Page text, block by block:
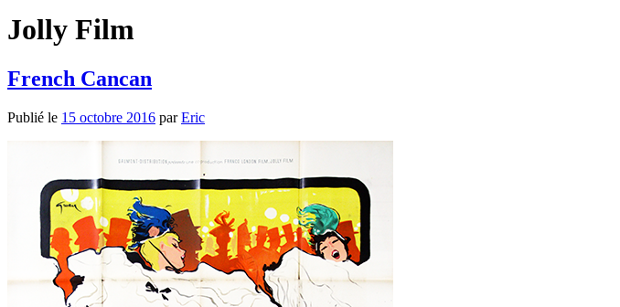
Jolly Film
French Cancan
Publié le 15 octobre 2016 parEric